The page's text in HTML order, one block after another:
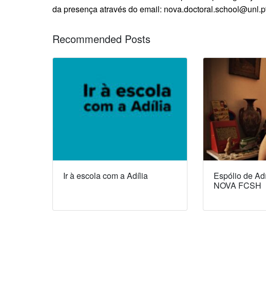
da presença através do email:
Recommended Posts
Ir à escola com a Adília
Espólio de
NOVA FCSH